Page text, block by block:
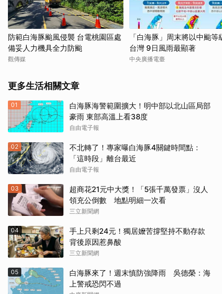
防範白海豚颱風侵襲 台電桃園區處
備妥人力機具全力防颱
觀傳媒
「白海豚」周末將以中颱等
台灣 9日風雨最顯著
中央廣播電臺
更多生活相關文章
01
白海豚海警範圍擴大！明中部以北山區局部
豪雨 東部高溫上看38度
自由電子報
02
不北轉了！專家曝白海豚4關鍵時間點：
「這時段」離台最近
自由電子報
03
超商花21元中大獎！「5張千萬發票」沒人
領充公倒數 地點明細一次看
三立新聞網
04
手上只剩24元！獨居嬤苦撐堅持不動存款
背後原因惹鼻酸
三立新聞網
05
白海豚來了！週末慎防強降雨 吳德榮：海
上警戒恐閃不過